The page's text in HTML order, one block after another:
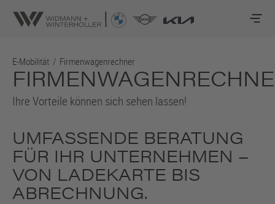
E-Mobilität / Firmenwagenrechner
Ihre Vorteile können sich sehen lassen!
UMFASSENDE BERATUNG
FÜR IHR UNTERNEHMEN –
VON LADEKARTE BIS
ABRECHNUNG.